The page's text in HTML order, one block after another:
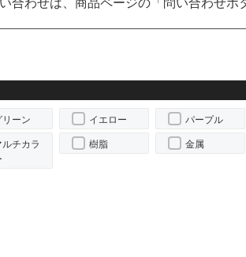
リーン イエロー パープル
ルチカラ
樹脂 金属